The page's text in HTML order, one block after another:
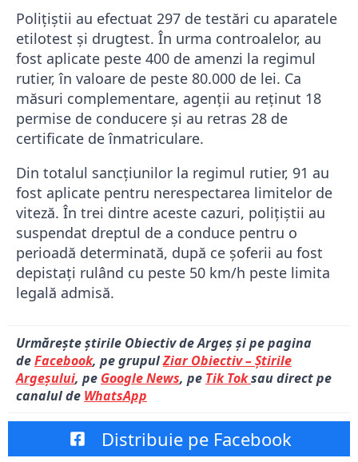
Polițiștii au efectuat 297 de testări cu aparatele
etilotest și drugtest. În urma controalelor, au
fost aplicate peste 400 de amenzi la regimul
rutier, în valoare de peste 80.000 de lei. Ca
măsuri complementare, agenții au reținut 18
permise de conducere și au retras 28 de
certificate de înmatriculare.
Din totalul sancțiunilor la regimul rutier, 91 au
fost aplicate pentru nerespectarea limitelor de
viteză. În trei dintre aceste cazuri, polițiștii au
suspendat dreptul de a conduce pentru o
perioadă determinată, după ce șoferii au fost
depistați rulând cu peste 50 km/h peste limita
legală admisă.
Urmărește știrile Obiectiv de Argeș și pe pagina
deFacebook, pe grupulZiar Obiectiv – Știrile
Argeșului, pe Google News, pe Tik Toksau direct pe
canalul de WhatsApp
Distribuie pe Facebook